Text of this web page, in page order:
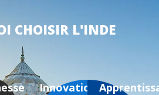
CHOISIR L'INDE
Innovation